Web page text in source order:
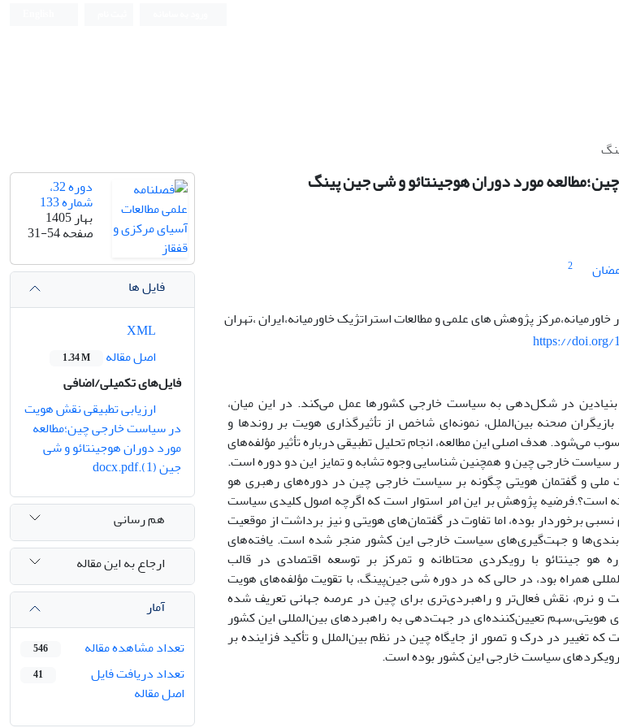
مورد دوران هوجینتائو و شی جین پینگ
2
پژوهش های علمی و مطالعات استراتژیک خاورمیانه،ایران ،تهران
https://doi.org/
در شکل‌دهی به سیاست خارجی کشورها عمل می‌کند. در این میان،
صحنه بین‌الملل، نمونه‌ای شاخص از تأثیرگذاری هویت بر روندها و
هدف اصلی این مطالعه، انجام تحلیل تطبیقی درباره تأثیر مؤلفه‌های
خارجی چین و همچنین شناسایی وجوه تشابه و تمایز این دو دوره است.
و گفتمان هویتی چگونه بر سیاست خارجی چین در دوره‌های رهبری هو
است؟.فرضیه پژوهش بر این امر استوار است که اگرچه اصول کلیدی سیاست
برخوردار بوده، اما تفاوت در گفتمان‌های هویتی و نیز برداشت از موقعیت
و جهت‌گیری‌های سیاست خارجی این کشور منجر شده است. یافته‌های
جینتائو با رویکردی محتاطانه و تمرکز بر توسعه اقتصادی در قالب
همراه بود، در حالی که در دوره شی جین‌پینگ، با تقویت مؤلفه‌های هویت
و نرم، نقش فعال‌تر و راهبردی‌تری برای چین در عرصه جهانی تعریف شده
تعیین‌کننده‌ای در جهت‌دهی به راهبردهای بین‌المللی این کشور
که تغییر در درک و تصور از جایگاه چین در نظم بین‌الملل و تأکید فزاینده بر
رویکردهای سیاست خارجی این کشور بوده است.
دوره 32،
شماره 133
بهار 1405
صفحه31-54
فایل ها
اصل مقاله
1.34 M
فایل‌های تکمیلی/اضافی
ارزیابی تطبیقی نقش هویت
در سیاست خارجی چین؛مطالعه
مورد دوران هوجینتائو و شی
جین (1).docx.pdf
هم رسانی
ارجاع به این مقاله
آمار
تعداد مشاهده مقاله
546
تعداد دریافت فایل
اصل مقاله
41